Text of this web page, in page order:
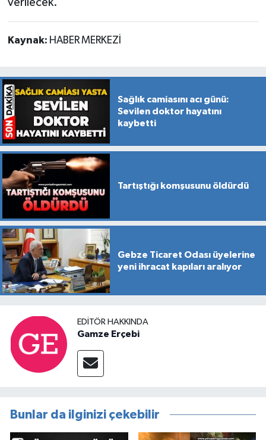
Kaynak: HABER MERKEZİ
Sağlık camiasını acı günü:
Sevilen doktor hayatını
kaybetti
Tartıştığı komşusunu öldürdü
Gebze Ticaret Odası üyelerine
yeni ihracat kapıları aralıyor
EDITÖR HAKKINDA
Gamze Erçebi
Bunlar da ilginizi çekebilir